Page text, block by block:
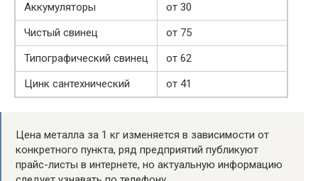
Аккумуляторы
от 30
Чистый свинец
от 75
Типографический свинец
от 62
Цинк сантехнический
от 41
Цена металла за 1 кг изменяется в зависимости от
конкретного пункта, ряд предприятий публикуют
прайс-листы в интернете, но актуальную информацию